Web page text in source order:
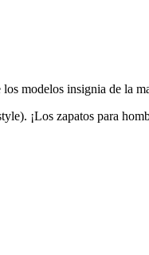
los modelos insignia de la
¡Los zapatos para